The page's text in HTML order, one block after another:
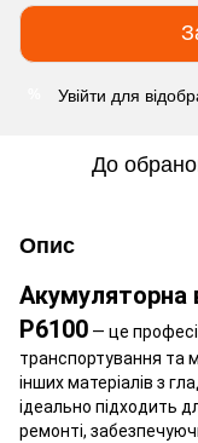
Увійти для
До
Опис
Акумуляторна
P6100 — це
транспортування та
інших матеріалів з
ідеально підходить
ремонті,